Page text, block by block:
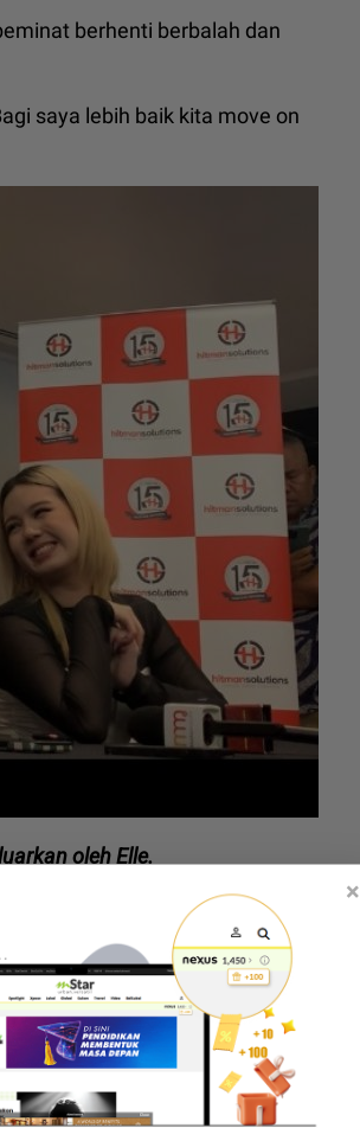
berhenti berbalah dan
saya lebih baik kita move on
oleh Elle.
perlu bergaduh, kita
Dolla yang berlangsung di
sebagai motivasi untuk mereka
×